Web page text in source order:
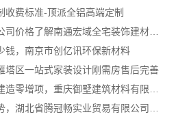
收费标准-顶派全铝高端定制
海安一站式装修公司价格了解南通宏域全宅装饰建材有限公司
钱，南京市创亿讯环保新材料
塔区一站式家装设计刚需房售后完善